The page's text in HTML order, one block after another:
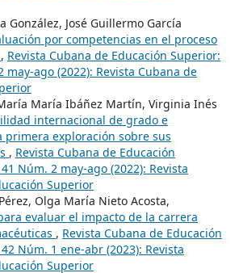
González, José Guillermo García
por competencias en el proceso
, Revista Cubana de Educación Superior:
may-ago (2022): Revista Cubana de
María Ibáñez Martín, Virginia Inés
internacional de grado e
primera exploración sobre sus
, Revista Cubana de Educación
Núm. 2 may-ago (2022): Revista
Superior
Olga María Nieto Acosta,
evaluar el impacto de la carrera
, Revista Cubana de Educación
Núm. 1 ene-abr (2023): Revista
Superior